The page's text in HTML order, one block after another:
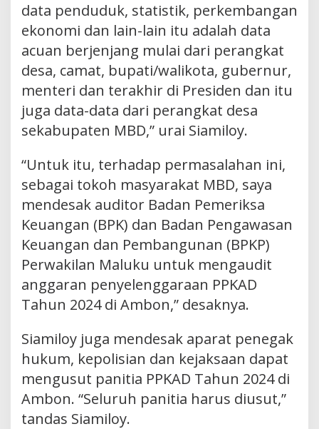
data penduduk, statistik, perkembangan
ekonomi dan lain-lain itu adalah data
acuan berjenjang mulai dari perangkat
desa, camat, bupati/walikota, gubernur,
menteri dan terakhir di Presiden dan itu
juga data-data dari perangkat desa
sekabupaten MBD,” urai Siamiloy.
“Untuk itu, terhadap permasalahan ini,
sebagai tokoh masyarakat MBD, saya
mendesak auditor Badan Pemeriksa
Keuangan (BPK) dan Badan Pengawasan
Keuangan dan Pembangunan (BPKP)
Perwakilan Maluku untuk mengaudit
anggaran penyelenggaraan PPKAD
Tahun 2024 di Ambon,” desaknya.
Siamiloy juga mendesak aparat penegak
hukum, kepolisian dan kejaksaan dapat
mengusut panitia PPKAD Tahun 2024 di
Ambon. “Seluruh panitia harus diusut,”
tandas Siamiloy.